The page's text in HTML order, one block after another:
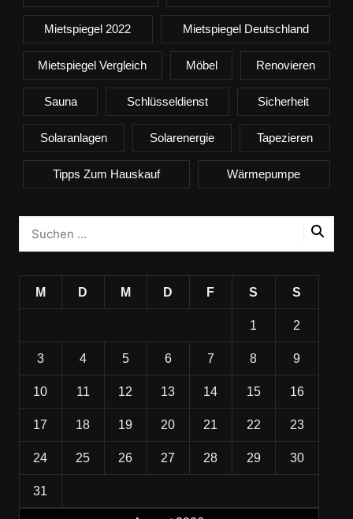
Mietspiegel 2022 Mietspiegel Deutschland
Mietspiegel Vergleich Möbel Renovieren
Sauna Schlüsseldienst Sicherheit
Solaranlagen Solarenergie Tapezieren
Tipps Zum Hauskauf Wärmepumpe
M D M D F S S
1 2
3 4 5 6 7 8 9
10 11 12 13 14 15 16
17 18 19 20 21 22 23
24 25 26 27 28 29 30
31